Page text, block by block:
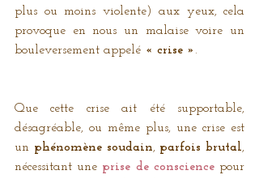
plus ou moins violente) aux yeux, cela
provoque en nous un malaise voire un
bouleversement appelé « crise » .
Que cette crise ait été supportable,
désagréable, ou même plus, une crise est
un phénomène soudain, parfois brutal,
nécessitant une prise de conscience pour